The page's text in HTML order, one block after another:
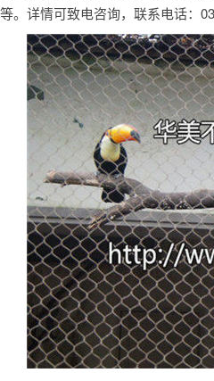
等。详情可致电咨询，联系电话：